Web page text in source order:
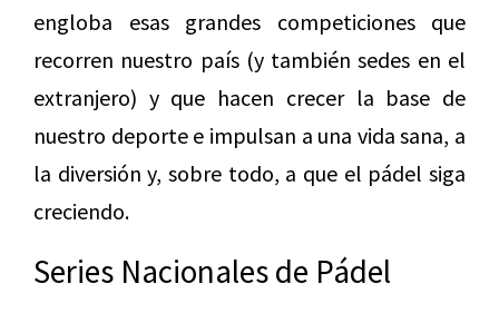
engloba esas grandes competiciones que
recorren nuestro país (y también sedes en el
extranjero) y que hacen crecer la base de
nuestro deporte e impulsan a una vida sana, a
la diversión y, sobre todo, a que el pádel siga
creciendo.
Series Nacionales de Pádel